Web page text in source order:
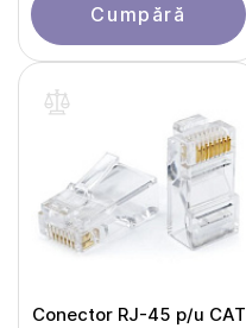
Cumpără
Conector RJ-45 p/u CAT